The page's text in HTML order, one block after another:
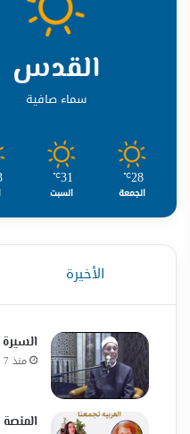
القدس
سماء صافية
28
℃
الجمعة
31
℃
السبت
الأخيرة
منذ 7 ساعات